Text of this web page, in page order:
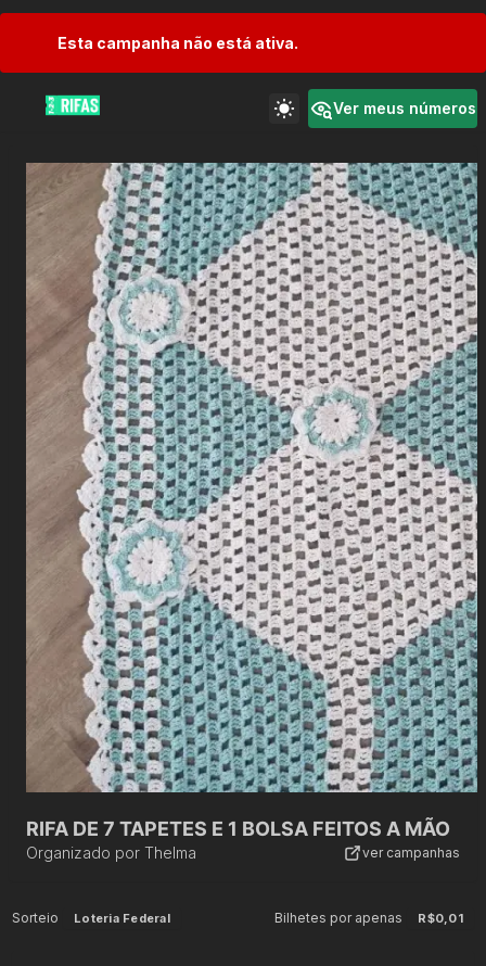
Esta campanha não está ativa.
Ver meus números
RIFA DE 7 TAPETES E 1 BOLSA FEITOS A MÃO
Organizado por Thelma ver campanhas
Sorteio Loteria Federal Bilhetes por apenas R$0,01